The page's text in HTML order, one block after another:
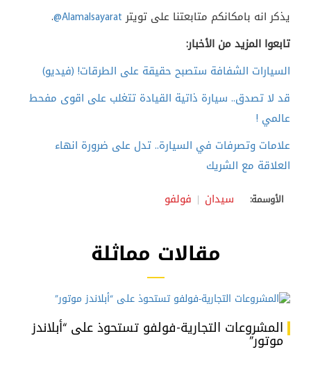
يذكر انه بامكانكم متابعتنا على تويتر@Alamalsayarat
.
تابعوا المزيد من الأخبار:
السيارات الشفافة ستصبح حقيقة على الطرقات! (فيديو)
قد لا تصدق.. سيارة ذاتية القيادة تتغلب على اقوى مفحط
عالمي !
علامات وتصرفات في السيارة.. تدل على ضرورة انهاء
العلاقة مع الشريك
الأوسمة: سيدان فولفو
مقالات مماثلة
المشروعات التجارية-فولفو تستحوذ على “أبلاندز
موتور”